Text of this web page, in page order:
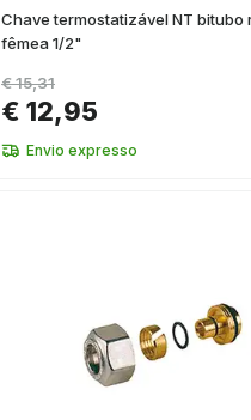
Chave termostatizável NT bitubo
fêmea 1/2"
€ 12,95
€ 15,31
Envio expresso